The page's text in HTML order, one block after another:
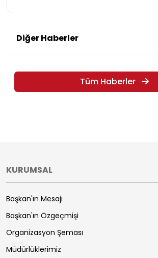
Diğer Haberler
Tüm Haberler
KURUMSAL
Başkan'ın Mesajı
Başkan'ın Özgeçmişi
Organizasyon Şeması
Müdürlüklerimiz